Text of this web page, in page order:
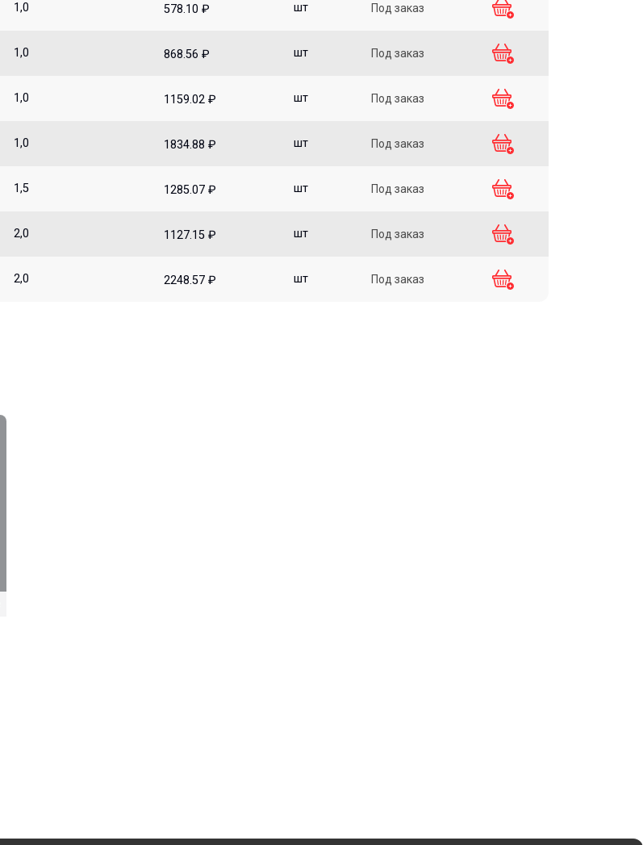
1,0 578.10 ₽ шт Под заказ
1,0 868.56 ₽ шт Под заказ
1,0 1159.02 ₽ шт Под заказ
1,0 1834.88 ₽ шт Под заказ
1,5 1285.07 ₽ шт Под заказ
2,0 1127.15 ₽ шт Под заказ
2,0 2248.57 ₽ шт Под заказ